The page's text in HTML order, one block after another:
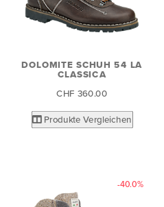
DOLOMITE SCHUH 54 LA
CLASSICA
CHF 360.00
Produkte Vergleichen
-40.0%